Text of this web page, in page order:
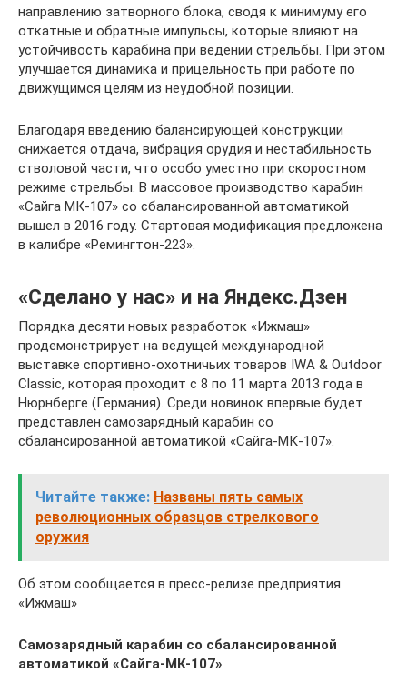
направлению затворного блока, сводя к минимуму его
откатные и обратные импульсы, которые влияют на
устойчивость карабина при ведении стрельбы. При этом
улучшается динамика и прицельность при работе по
движущимся целям из неудобной позиции.
Благодаря введению балансирующей конструкции
снижается отдача, вибрация орудия и нестабильность
стволовой части, что особо уместно при скоростном
режиме стрельбы. В массовое производство карабин
«Сайга МК-107» со сбалансированной автоматикой
вышел в 2016 году. Стартовая модификация предложена
в калибре «Ремингтон-223».
«Сделано у нас» и на Яндекс.Дзен
Порядка десяти новых разработок «Ижмаш»
продемонстрирует на ведущей международной
выставке спортивно-охотничьих товаров IWA & Outdoor
Classic, которая проходит с 8 по 11 марта 2013 года в
Нюрнберге (Германия). Среди новинок впервые будет
представлен самозарядный карабин со
сбалансированной автоматикой «Сайга-МК-107».
Читайте также: Названы пять самых
революционных образцов стрелкового
оружия
Об этом сообщается в пресс-релизе предприятия
«Ижмаш»
Самозарядный карабин со сбалансированной
автоматикой «Сайга-МК-107»